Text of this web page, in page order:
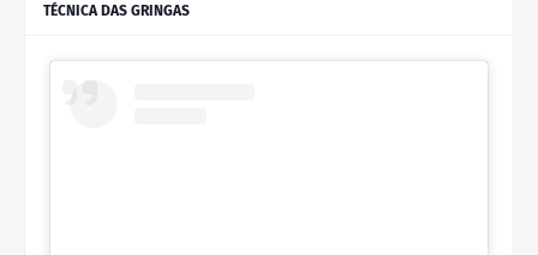
TÉCNICA DAS GRINGAS